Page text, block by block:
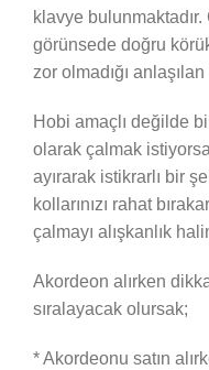
klavye
görünsede doğru
zor olmadığı
Hobi amaçlı değilde
olarak çalmak
ayırarak istikrarlı bir
kollarınızı rahat
çalmayı alışkanlık
Akordeon alırken
sıralayacak olursak;
* Akordeonu satın